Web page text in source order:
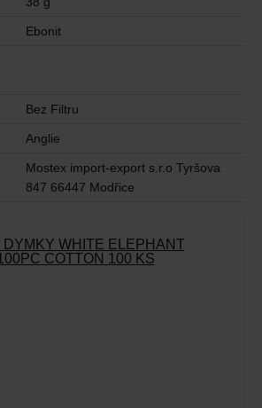
Ebonit
Bez Filtru
Anglie
Mostex import-export s.r.o Tyršova
847 66447 Modřice
DÝMKY WHITE ELEPHANT
COTTON 100 KS